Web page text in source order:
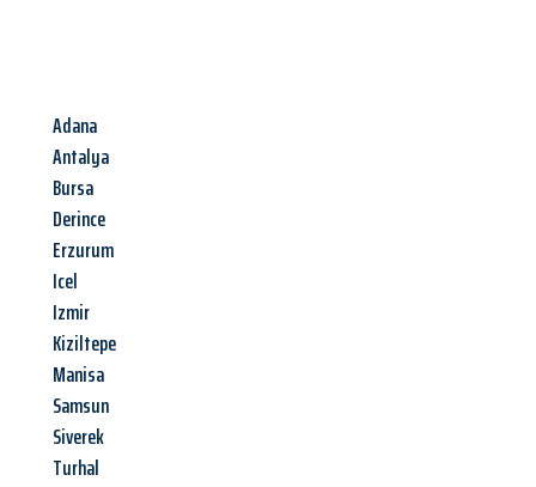
Adana
Antalya
Bursa
Derince
Erzurum
Icel
Izmir
Kiziltepe
Manisa
Samsun
Siverek
Turhal